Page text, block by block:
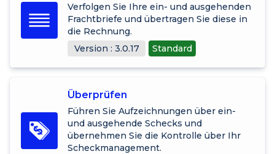
Verfolgen Sie Ihre ein- und ausgehenden
Frachtbriefe und übertragen Sie diese in
die Rechnung.
Version : 3.0.17
Standard
Überprüfen
Führen Sie Aufzeichnungen über ein-
und ausgehende Schecks und
übernehmen Sie die Kontrolle über Ihr
Scheckmanagement.